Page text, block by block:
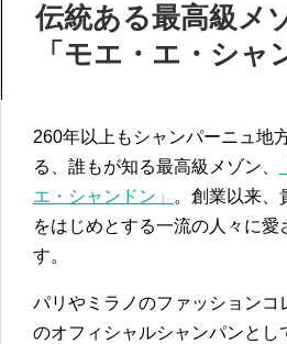
伝統ある最高級
「モエ・エ・シ
260年以上もシャンパーニュ地
る、誰もが知る最高級メゾン、
エ・シャンドン」
。創業以来、
をはじめとする一流の人々に愛
す。
パリやミラノのファッションコ
のオフィシャルシャンパンとし